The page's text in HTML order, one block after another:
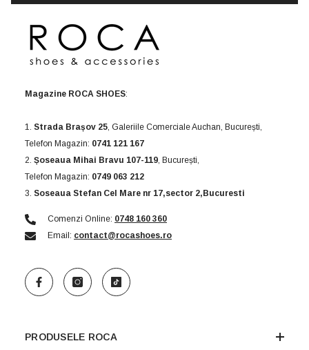
Magazine ROCA SHOES:
1. Strada Brașov 25, Galeriile Comerciale Auchan, București,
Telefon Magazin: 0741 121 167
2. Șoseaua Mihai Bravu 107-119, București,
Telefon Magazin: 0749 063 212
3. Soseaua Stefan Cel Mare nr 17,sector 2,Bucuresti
Comenzi Online: 0748 160 360
Email: contact@rocashoes.ro
PRODUSELE ROCA